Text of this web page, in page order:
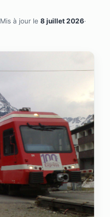
Mis à jour le 8 juillet 2026·